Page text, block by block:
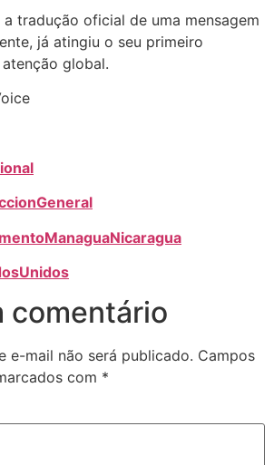
a tradução oficial de uma mensagem
já atingiu o seu primeiro
global.
comentário
e-mail não será publicado. Campos
com *